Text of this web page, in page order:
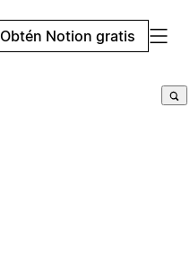
Obtén Notion gratis